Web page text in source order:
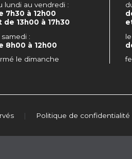
lundi au vendredi :
7h30 à 12h00
de 13h00 à 17h30
samedi :
8h00 à 12h00
le dimanche
| Politique de confidentialité